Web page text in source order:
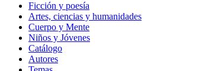
Ficción y poesía
Artes, ciencias y humanidades
Cuerpo y Mente
Niños y Jóvenes
Catálogo
Autores